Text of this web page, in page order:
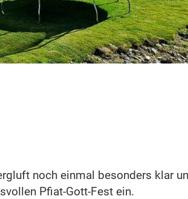
noch einmal besonders klar
Pfiat-Gott-Fest ein.